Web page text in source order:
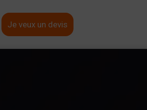
Je veux un devis